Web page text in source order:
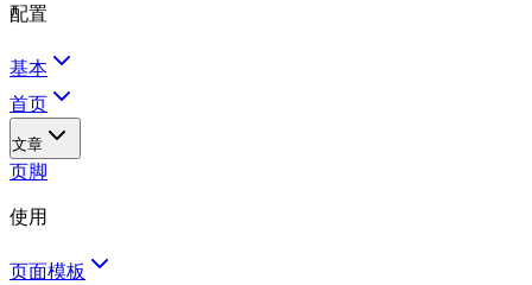
配置
基本
首页
文章
页脚
使用
页面模板